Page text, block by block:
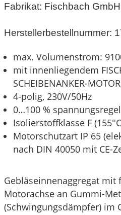
Fabrikat: Fischbach GmbH
Herstellerbestellnummer:
max. Volumenstrom:
mit innenliegendem
SCHEIBENANKER-MOTOR
4-polig, 230V/50Hz
0…100 %
Isolierstoffklasse F
Motorschutzart IP 65
nach DIN 40050 mit CE-
Gebläseinnenaggregat mit
Motorachse an Gummi-
(Schwingungsdämpfer) im